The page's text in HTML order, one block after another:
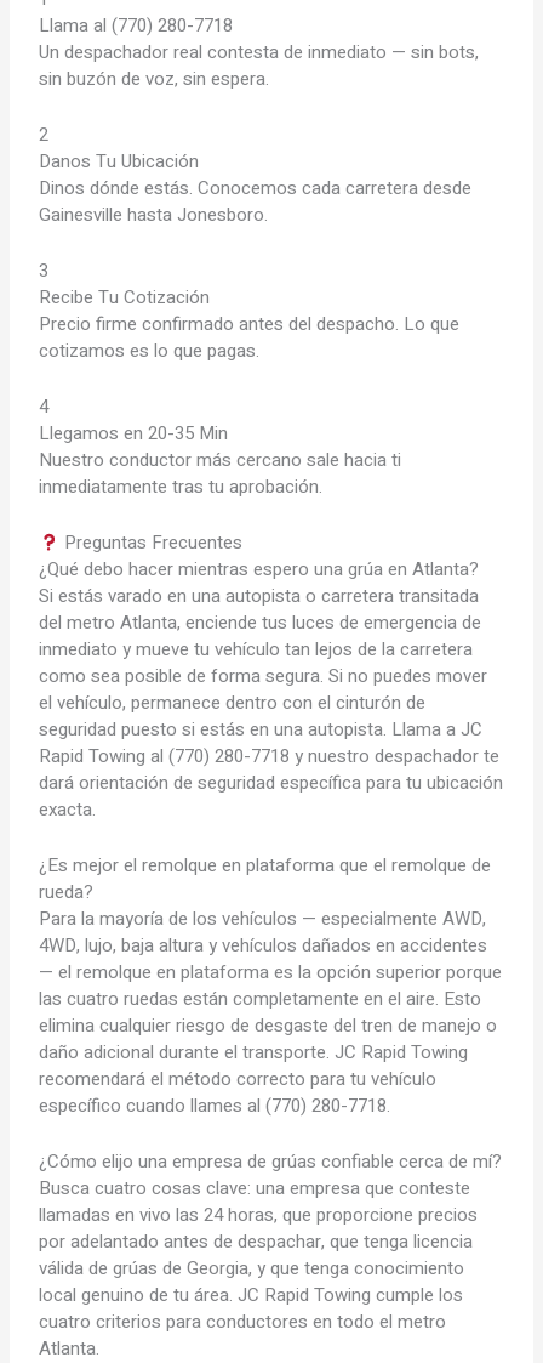
Llama al (770) 280-7718
Un despachador real contesta de inmediato — sin bots,
sin buzón de voz, sin espera.
2
Danos Tu Ubicación
Dinos dónde estás. Conocemos cada carretera desde
Gainesville hasta Jonesboro.
3
Recibe Tu Cotización
Precio firme confirmado antes del despacho. Lo que
cotizamos es lo que pagas.
4
Llegamos en 20-35 Min
Nuestro conductor más cercano sale hacia ti
inmediatamente tras tu aprobación.
Preguntas Frecuentes
¿Qué debo hacer mientras espero una grúa en Atlanta?
Si estás varado en una autopista o carretera transitada
del metro Atlanta, enciende tus luces de emergencia de
inmediato y mueve tu vehículo tan lejos de la carretera
como sea posible de forma segura. Si no puedes mover
el vehículo, permanece dentro con el cinturón de
seguridad puesto si estás en una autopista. Llama a JC
Rapid Towing al (770) 280-7718 y nuestro despachador te
dará orientación de seguridad específica para tu ubicación
exacta.
¿Es mejor el remolque en plataforma que el remolque de
rueda?
Para la mayoría de los vehículos — especialmente AWD,
4WD, lujo, baja altura y vehículos dañados en accidentes
— el remolque en plataforma es la opción superior porque
las cuatro ruedas están completamente en el aire. Esto
elimina cualquier riesgo de desgaste del tren de manejo o
daño adicional durante el transporte. JC Rapid Towing
recomendará el método correcto para tu vehículo
específico cuando llames al (770) 280-7718.
¿Cómo elijo una empresa de grúas confiable cerca de mí?
Busca cuatro cosas clave: una empresa que conteste
llamadas en vivo las 24 horas, que proporcione precios
por adelantado antes de despachar, que tenga licencia
válida de grúas de Georgia, y que tenga conocimiento
local genuino de tu área. JC Rapid Towing cumple los
cuatro criterios para conductores en todo el metro
Atlanta.